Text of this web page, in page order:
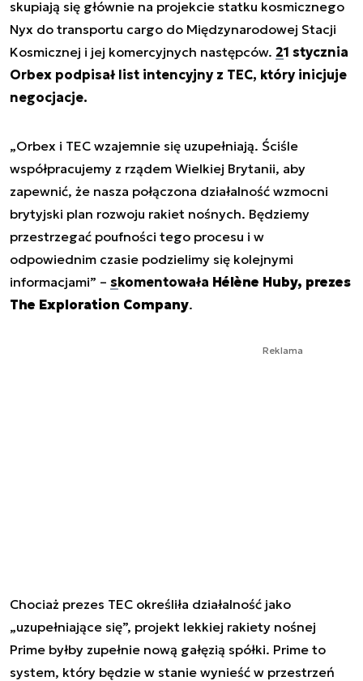
skupiają się głównie na projekcie statku kosmicznego
Nyx do transportu cargo do Międzynarodowej Stacji
Kosmicznej i jej komercyjnych następców. 21 stycznia
Orbex podpisał list intencyjny z TEC, który inicjuje
negocjacje.
„Orbex i TEC wzajemnie się uzupełniają. Ściśle
współpracujemy z rządem Wielkiej Brytanii, aby
zapewnić, że nasza połączona działalność wzmocni
brytyjski plan rozwoju rakiet nośnych. Będziemy
przestrzegać poufności tego procesu i w
odpowiednim czasie podzielimy się kolejnymi
informacjami” – skomentowała Hélène Huby, prezes
The Exploration Company.
Reklama
Chociaż prezes TEC określiła działalność jako
„uzupełniające się”, projekt lekkiej rakiety nośnej
Prime byłby zupełnie nową gałęzią spółki. Prime to
system, który będzie w stanie wynieść w przestrzeń